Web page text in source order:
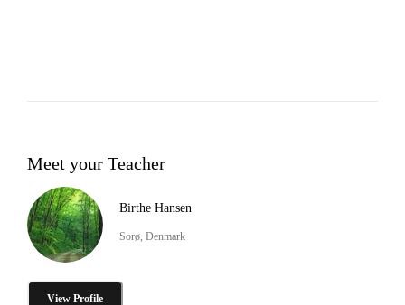
Meet your Teacher
Birthe Hansen
Sorø, Denmark
View Profile